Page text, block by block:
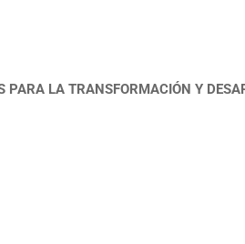
PARA LA TRANSFORMACIÓN Y